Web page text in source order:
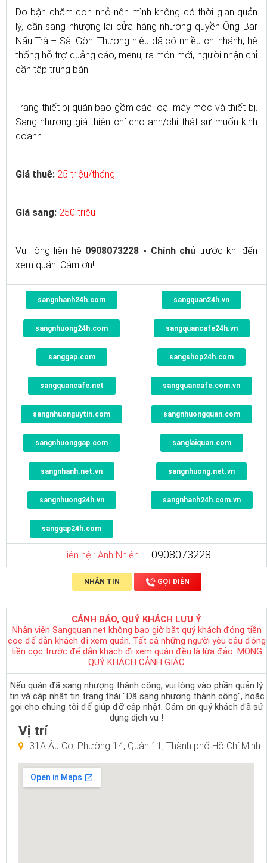
Do bận chăm con nhỏ nên mình không có thời gian quản
lý, cần sang nhượng lại cửa hàng nhượng quyền Ông Bar
Nấu Trà – Sài Gòn. Thương hiệu đã có nhiều chi nhánh, hệ
thống hỗ trợ quảng cáo, menu, ra món mới, người nhận chỉ
cần tập trung bán.
Trang thiết bị quán bao gồm các loại máy móc và thiết bị.
Sang nhượng giá thiện chí cho anh/chị thật sự muốn kinh
doanh.
Giá thuê: 25 triệu/tháng
Giá sang: 250 triệu
Vui lòng liên hệ 0908073228 - Chính chủ trước khi đến
xem quán. Cám ơn!
sangnhanh24h.com sangquan24h.vn
sangnhuong24h.com sangquancafe24h.vn
sanggap.com sangshop24h.com
sangquancafe.net sangquancafe.com.vn
sangnhuonguytin.com sangnhuongquan.com
sangnhuonggap.com sanglaiquan.com
sangnhanh.net.vn sangnhuong.net.vn
sangnhuong24h.vn sangnhanh24h.com.vn
sanggap24h.com
Liên hệ : Anh Nhiên 0908073228
NHẮN TIN GỌI ĐIỆN
CẢNH BÁO, QUÝ KHÁCH LƯU Ý
Nhân viên Sangquan.net không bao giờ bắt quý khách đóng tiền
cọc để dẫn khách đi xem quán. Tất cả những người yêu cầu đóng
tiền cọc trước để dẫn khách đi xem quán đều là lừa đảo. MONG
QUÝ KHÁCH CẢNH GIÁC
Nếu quán đã sang nhượng thành công, vui lòng vào phần quản lý
tin và cập nhật tin trạng thái "Đã sang nhượng thành công", hoặc
gọi cho chúng tôi để giúp đỡ cập nhật. Cám ơn quý khách đã sử
dụng dịch vụ !
Vị trí
31A Âu Cơ, Phường 14, Quận 11, Thành phố Hồ Chí Minh